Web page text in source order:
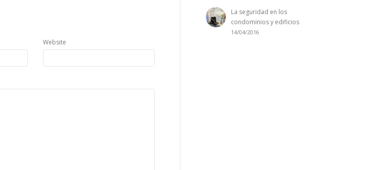
Website
La seguridad en los
condominios y edificios
14/04/2016